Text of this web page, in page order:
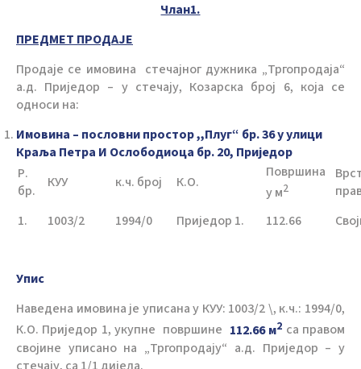
Члан1.
ПРЕДМЕТ ПРОДАЈЕ
Продаје се имовина стечајног дужника „Тргопродаја“
а.д. Приједор – у стечају, Козарска број 6, која се
односи на:
Имовина – пословни простор ,,Плуг“ бр. 36 у улици
Краља Петра И Ослободиоца бр. 20, Приједор
Р.
бр.
КУУ к.ч. број К.О.
Површина
у м2
1.
1003/2 1994/0 Приједор 1. 112.66
Упис
Наведена имовина је уписана у КУУ: 1003/2 \, к.ч.: 1994/0,
К.О. Приједор 1, укупне површине 112.66 м2 са правом
својине уписано на „Тргопродају“ а.д. Приједор – у